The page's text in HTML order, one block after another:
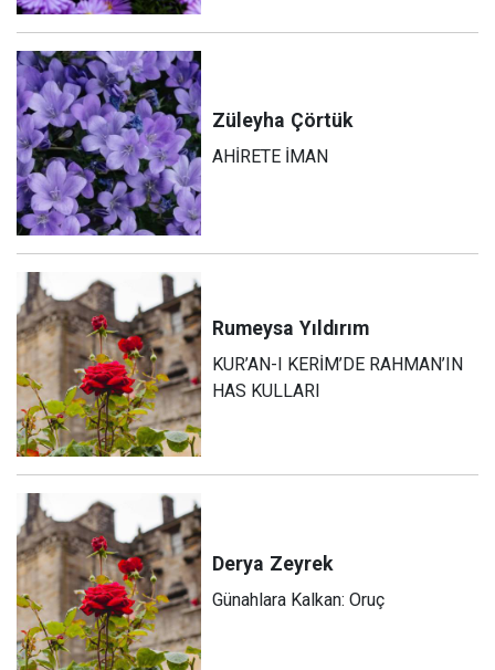
Züleyha Çörtük
AHİRETE İMAN
Rumeysa Yıldırım
KUR’AN-I KERİM’DE RAHMAN’IN
HAS KULLARI
Derya Zeyrek
Günahlara Kalkan: Oruç